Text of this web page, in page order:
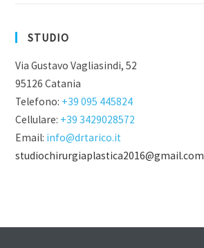
STUDIO
Via Gustavo Vagliasindi, 52
95126 Catania
Telefono: +39 095 445824
Cellulare: +39 3429028572
Email: info@drtarico.it
studiochirurgiaplastica2016@gmail.com